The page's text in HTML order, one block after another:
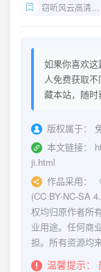
窃听风云高清合集
如果你喜欢
人免费获取
藏本站，随时
版权属于：
本文链接：
ji.html
作品采用：
(CC BY-NC-SA
权均归原作者所
业用途。任何商
担。所有资源均
温馨提示：